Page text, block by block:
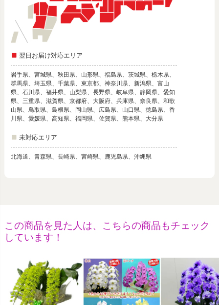
翌日お届け対応エリア
岩手県、宮城県、秋田県、山形県、福島県、茨城県、栃木県、
群馬県、埼玉県、千葉県、東京都、神奈川県、新潟県、富山
県、石川県、福井県、山梨県、長野県、岐阜県、静岡県、愛知
県、三重県、滋賀県、京都府、大阪府、兵庫県、奈良県、和歌
山県、鳥取県、島根県、岡山県、広島県、山口県、徳島県、香
川県、愛媛県、高知県、福岡県、佐賀県、熊本県、大分県
未対応エリア
北海道、青森県、長崎県、宮崎県、鹿児島県、沖縄県
この商品を見た人は、こちらの商品もチェック
しています！